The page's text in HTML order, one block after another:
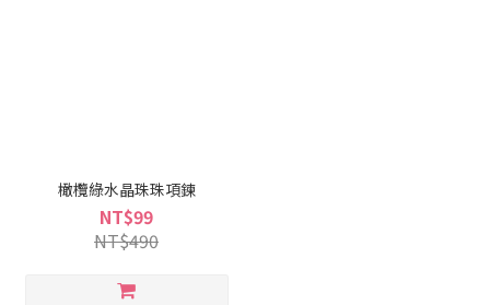
橄欖綠水晶珠珠項鍊
NT$99
NT$490